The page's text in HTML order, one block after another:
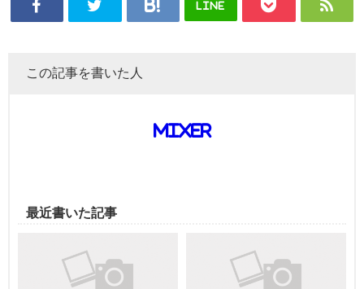
LINE
この記事を書いた人
mixer
最近書いた記事